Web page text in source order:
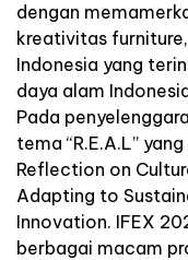
dengan
kreativitas
Indonesia yang
daya alam
Pada
tema “R.E.A.L”
Reflection on
Adapting to
Innovation. IFEX
berbagai macam